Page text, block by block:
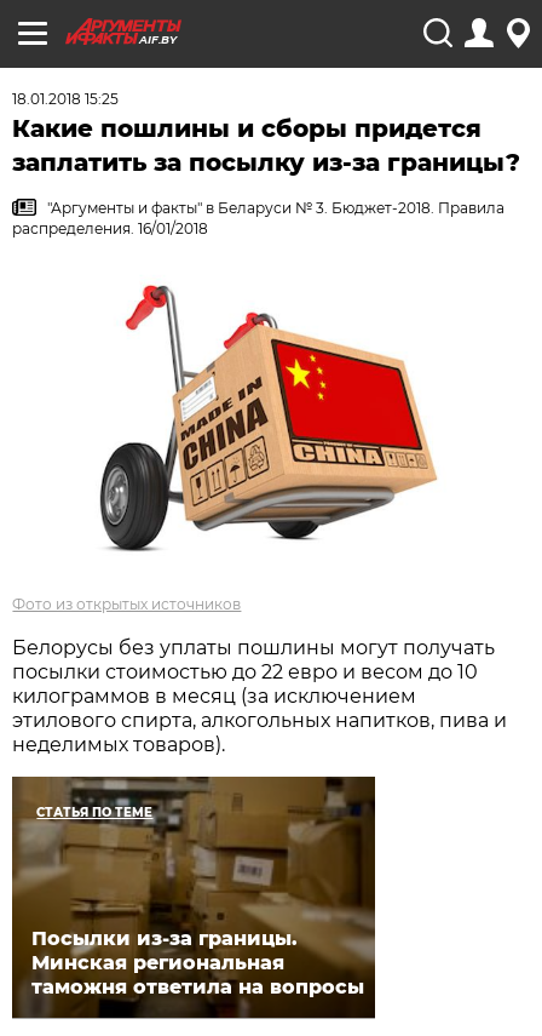
AIF.BY
18.01.2018 15:25
Какие пошлины и сборы придется
заплатить за посылку из-за границы?
"Аргументы и факты" в Беларуси № 3. Бюджет-2018. Правила
распределения. 16/01/2018
Фото из открытых источников
Белорусы без уплаты пошлины могут получать
посылки стоимостью до 22 евро и весом до 10
килограммов в месяц (за исключением
этилового спирта, алкогольных напитков, пива и
неделимых товаров).
СТАТЬЯ ПО ТЕМЕ
Посылки из-за границы.
Минская региональная
таможня ответила на вопросы